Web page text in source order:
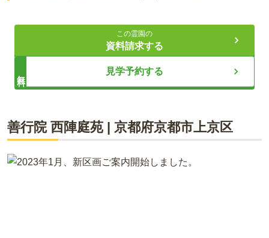
駅から徒歩でのお参りが可能
京都随一の紅葉の名所
歴史あるお寺で自然に還る
東福寺 正覚庵は、京都の観光名所として知られる東福寺の中に
あります。一般の方は拝観ができない非公開のお寺ですが、お
この霊園の
資料請求する
見学予約する
善行院 西陣庭苑 京都府京都市上京区